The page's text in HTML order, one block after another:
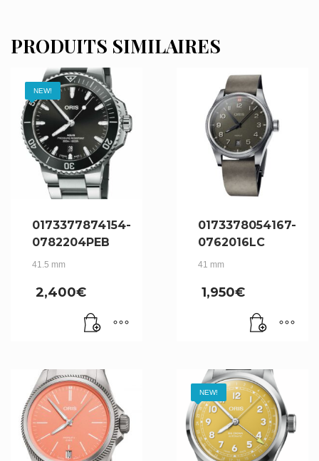
PRODUITS SIMILAIRES
NEW!
0173377874154-
0782204PEB
41.5 mm
2,400€
0173378054167-
0762016LC
41 mm
1,950€
NEW!